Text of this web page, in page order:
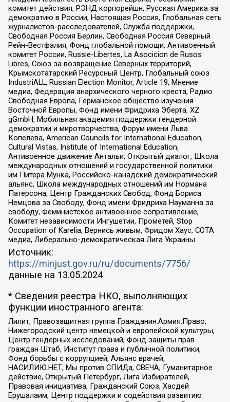
комитет действия, РЭНД корпорейшн, Русская Америка за
демократию в России, Настоящая Россия, Глобальная сеть
журналистов-расследователей, Служба поддержки,
Свободная Россия Берлин, Свободная Россия Северный
Рейн-Вестфалия, Фонд глобальной помощи, Антивоенный
комитет России, Russie-Libertes, La Asocicion de Rusos
Libres, Союз за возвращение Северных территорий,
Крымскотатарский Ресурсный Центр, Глобальный союз
IndustriALL, Russian Election Monitor, Article 19, Мнение
медиа, Федерация анархического черного креста, Радио
Свободная Европа, Германское общество изучения
Восточной Европы, Фонд имени Фридриха Эберта, XZ
gGmbH, Мобильная академия поддержки гендерной
демократии и миротворчества, Форум имени Льва
Копелева, American Councils for International Education,
Cultural Vistas, Institute of International Education,
Антивоенное движение Антальи, Открытый диалог, Школа
международных отношений и государственной политики
им Питера Мунка, Российско-канадский демократический
альянс, Школа международных отношений им Нормана
Патерсона, Центр Гражданских Свобод, Фонд Бориса
Немцова за Свободу, Фонд имени Фридриха Науманна за
свободу, Феминистское антивоенное сопротивление,
Комитет независимости Ингушетии, Прометей, Stop
Occupation of Karelia, Вернись живым, Фридом Хаус, СОТА
медиа, Либерально-демократическая Лига Украины
Источник:
https://minjust.gov.ru/ru/documents/7756/
данные на 13.05.2024
* Сведения реестра НКО, выполняющих
функции иностранного агента:
Лилит, Правозащитная группа Гражданин.Армия.Право,
Нижегородский центр немецкой и европейской культуры,
Центр гендерных исследований, Фонд защиты прав
граждан Штаб, Институт права и публичной политики,
Фонд борьбы с коррупцией, Альянс врачей,
НАСИЛИЮ.НЕТ, Мы против СПИДа, СВЕЧА, Гуманитарное
действие, Открытый Петербург, Лига Избирателей,
Правовая инициатива, Гражданский Союз, Хасдей
Ерушалаим, Центр поддержки и содействия развитию